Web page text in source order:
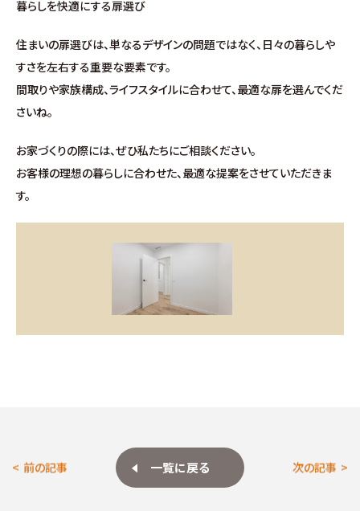
∟レモンホームの取り組み
暮らしを快適にする扉選び
住まいの扉選びは、単なるデザインの問題ではなく、日々の暮らしや
すさを左右する重要な要素です。
間取りや家族構成、ライフスタイルに合わせて、最適な扉を選んでくだ
さいね。
お家づくりの際には、ぜひ私たちにご相談ください。
お客様の理想の暮らしに合わせた、最適な提案をさせていただきま
す。
前の記事 一覧に戻る 次の記事